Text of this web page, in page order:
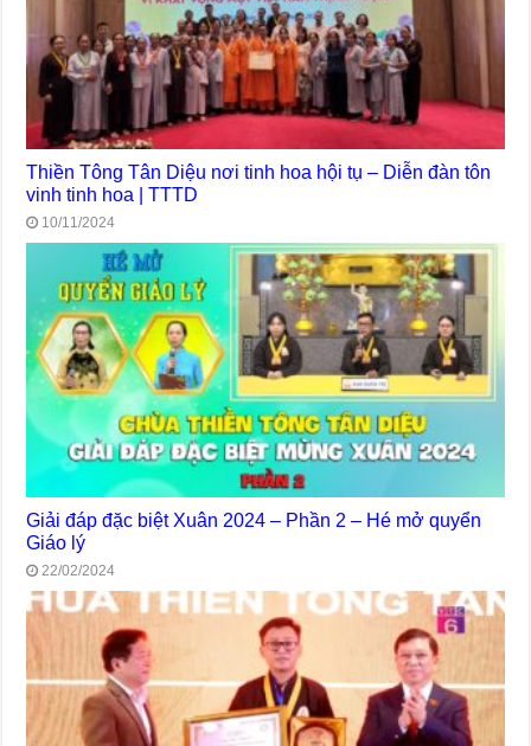
Thiền Tông Tân Diệu nơi tinh hoa hội tụ – Diễn đàn tôn
vinh tinh hoa | TTTD
10/11/2024
Giải đáp đặc biệt Xuân 2024 – Phần 2 – Hé mở quyển
Giáo lý
22/02/2024